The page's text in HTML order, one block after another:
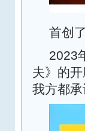
首创
2023
夫》的
我方都承